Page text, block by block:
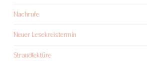
Nachrufe
Neuer Lesekreistermin
Strandlektüre